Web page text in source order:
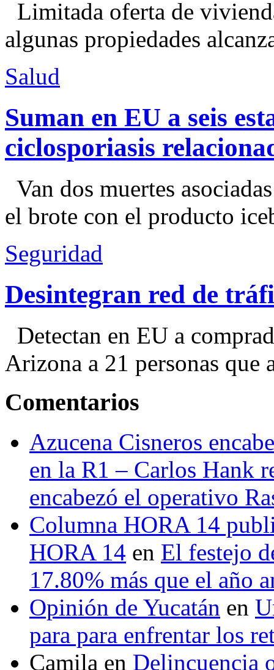
Limitada oferta de
algunas propiedades
Salud
Suman en EU a seis
ciclosporiasis
Van dos muertes
el brote con el producto
Seguridad
Desintegran red de
Detectan en EU a
Arizona a 21 personas que
Comentarios
Azucena Cisneros
en la R1 – Carlos Hank
encabezó el operativo
Columna HORA 14
HORA 14 en El festejo
17.80% más que el año
Opinión de Yucatán en
para para enfrentar los
Camila en Delincuencia